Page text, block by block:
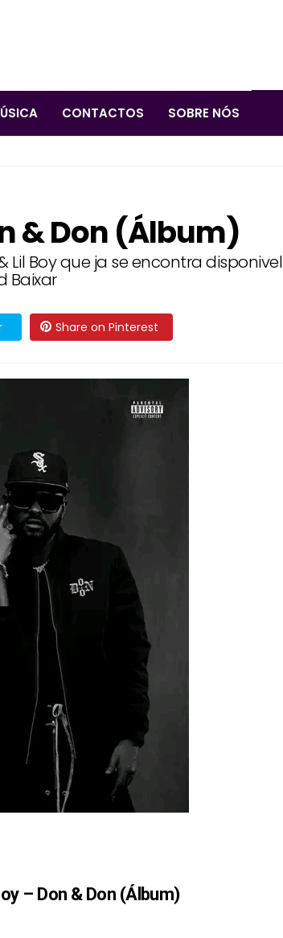
CONTACTOS SOBRE NÓS
& Don (Álbum)
Lil Boy que ja se encontra disponivel
Baixar
Share on Pinterest
– Don & Don (Álbum)